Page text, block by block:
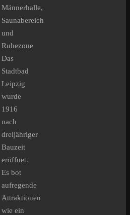
Männerhalle,
Saunabereich
und
Ruhezone
Das
Stadtbad
Leipzig
wurde
1916
nach
dreijähriger
Bauzeit
eröffnet.
Es bot
aufregende
Attraktionen
wie ein